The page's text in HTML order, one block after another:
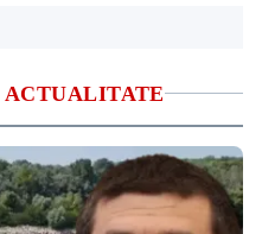
ACTUALITATE